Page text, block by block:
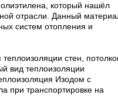
который нашёл
отрасли. Данный
систем отопления и
стен,
вид теплоизоляции
Изодом с
при транспортировке на